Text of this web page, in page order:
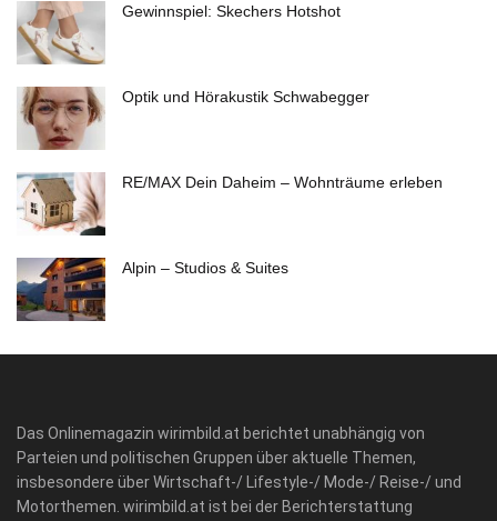
Gewinnspiel: Skechers Hotshot
Optik und Hörakustik Schwabegger
RE/MAX Dein Daheim – Wohnträume erleben
Alpin – Studios & Suites
Das Onlinemagazin wirimbild.at berichtet unabhängig von
Parteien und politischen Gruppen über aktuelle Themen,
insbesondere über Wirtschaft-/ Lifestyle-/ Mode-/ Reise-/ und
Motorthemen. wirimbild.at ist bei der Berichterstattung